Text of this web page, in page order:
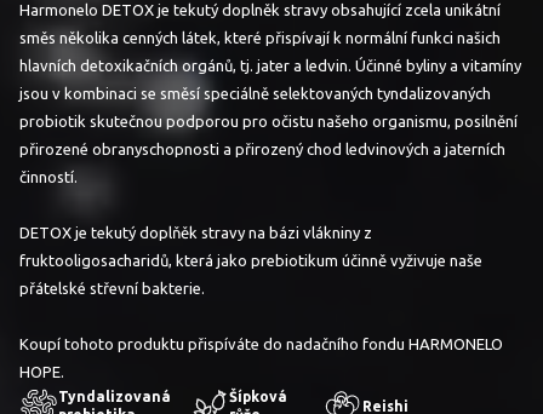
Harmonelo DETOX je tekutý doplněk stravy obsahující zcela unikátní
směs několika cenných látek, které přispívají k normální funkci našich
hlavních detoxikačních orgánů, tj. jater a ledvin. Účinné byliny a vitamíny
jsou v kombinaci se směsí speciálně selektovaných tyndalizovaných
probiotik skutečnou podporou pro očistu našeho organismu, posilnění
přirozené obranyschopnosti a přirozený chod ledvinových a jaterních
činností.
DETOX je tekutý doplňěk stravy na bázi vlákniny z
fruktooligosacharidů, která jako prebiotikum účinně vyživuje naše
přátelské střevní bakterie.
Koupí tohoto produktu přispíváte do nadačního fondu HARMONELO
HOPE.
Tyndalizovaná
Šípková
Reishi